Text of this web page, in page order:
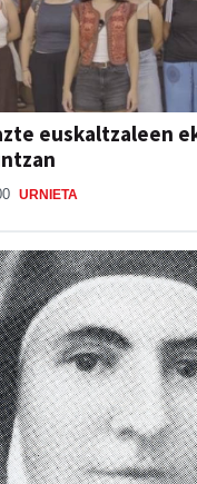
euskaltzaleen
URNIETA